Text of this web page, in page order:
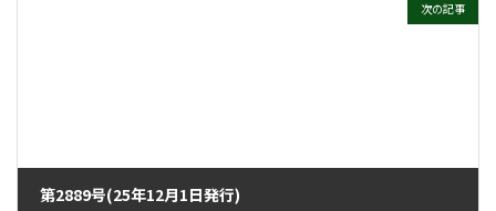
次の記事
第2889号(25年12月1日発行)